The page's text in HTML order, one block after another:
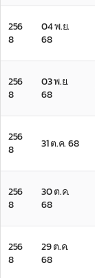
256
8
04 พ.ย.
68
256
8
03 พ.ย.
68
256
8
31 ต.ค. 68
256
8
30 ต.ค.
68
256
8
29 ต.ค.
68